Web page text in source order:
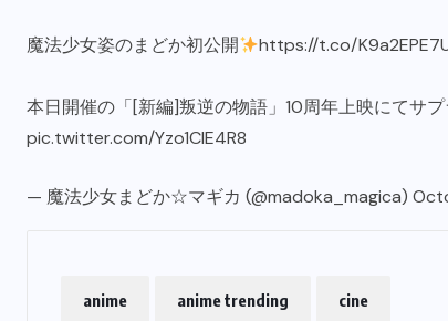
魔法少女姿のまどか初公開 https://t.co/
本日開催の「[新編]叛逆の物語」10周年上映にてサ
pic.twitter.com/Yzo1CIE4R8
— 魔法少女まどか☆マギカ (@madoka_magica)
anime anime trending cine